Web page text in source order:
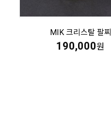
MIK 크리스탈 팔찌
190,000원